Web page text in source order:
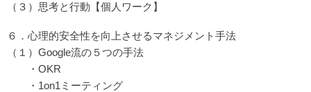
（３）思考と行動【個人ワーク】
６．心理的安全性を向上させるマネジメント手法
（１）Google流の５つの手法
・OKR
・1on1ミーティング